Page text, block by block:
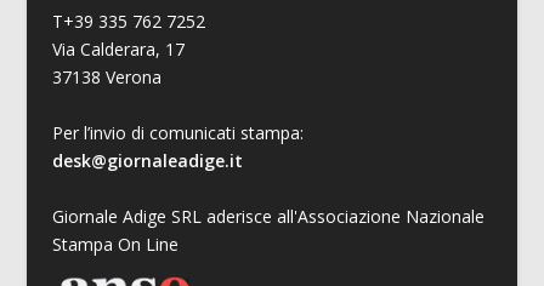
T+39 335 762 7252
Via Calderara, 17
37138 Verona
Per l’invio di comunicati stampa:
desk@giornaleadige.it
Giornale Adige SRL aderisce all'Associazione Nazionale
Stampa On Line